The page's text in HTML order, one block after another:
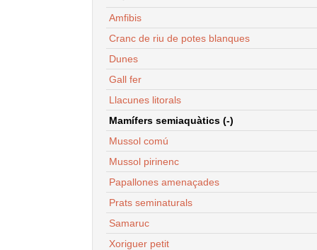
Amfibis
Cranc de riu de potes blanques
Dunes
Gall fer
Llacunes litorals
Mamífers semiaquàtics (-)
Mussol comú
Mussol pirinenc
Papallones amenaçades
Prats seminaturals
Samaruc
Xoriguer petit